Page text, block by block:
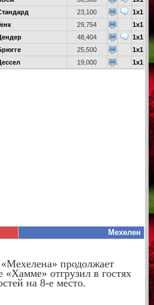
23,100
1x1
29,754
1x1
48,404
1x1
25,500
1x1
19,000 1x1
Мехелен
продолжает
«Хамме» отгрузил в гостях
на 8-е место.